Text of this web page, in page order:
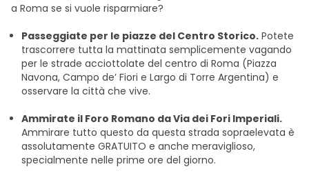
a Roma se si vuole risparmiare?
Passeggiate per le piazze del Centro Storico. Potete
trascorrere tutta la mattinata semplicemente vagando
per le strade acciottolate del centro di Roma (Piazza
Navona, Campo de’ Fiori e Largo di Torre Argentina) e
osservare la città che vive.
Ammirate il Foro Romano da Via dei Fori Imperiali.
Ammirare tutto questo da questa strada sopraelevata è
assolutamente GRATUITO e anche meraviglioso,
specialmente nelle prime ore del giorno.